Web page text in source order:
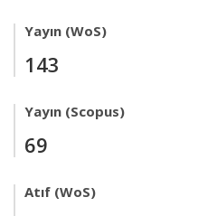
Yayın (WoS)
143
Yayın (Scopus)
69
Atıf (WoS)